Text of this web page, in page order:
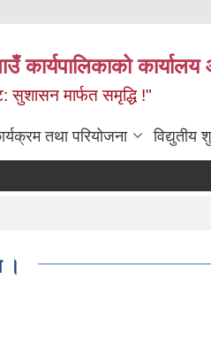
कार्यपालिकाको
सुशासन मार्फत समृद्धि !"
तथा परियोजना विद्युतीय
।